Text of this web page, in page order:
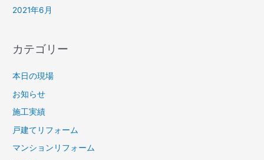
2021年6月
カテゴリー
本日の現場
お知らせ
施工実績
戸建てリフォーム
マンションリフォーム